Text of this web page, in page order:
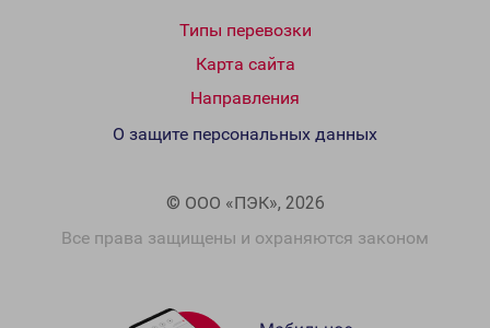
Типы перевозки
Карта сайта
Направления
© ООО «ПЭК», 2026
Все права защищены и охраняются законом
О защите персональных данных